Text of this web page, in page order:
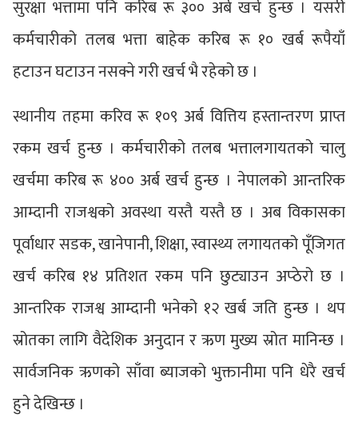
सुरक्षा भत्तामा पनि करिब रू ३०० अर्ब खर्च हुन्छ । यसरी
कर्मचारीको तलब भत्ता बाहेक करिब रू १० खर्ब रूपैयाँ
हटाउन घटाउन नसक्ने गरी खर्च भै रहेको छ ।
स्थानीय तहमा करिव रू १०९ अर्ब वित्तिय हस्तान्तरण प्राप्त
रकम खर्च हुन्छ । कर्मचारीको तलब भत्तालगायतको चालु
खर्चमा करिब रू ४०० अर्ब खर्च हुन्छ । नेपालको आन्तरिक
आम्दानी राजश्वको अवस्था यस्तै यस्तै छ । अब विकासका
पूर्वाधार सडक, खानेपानी, शिक्षा, स्वास्थ्य लगायतको पूँजिगत
खर्च करिब १४ प्रतिशत रकम पनि छुट्याउन अप्ठेरो छ ।
आन्तरिक राजश्व आम्दानी भनेको १२ खर्ब जति हुन्छ । थप
स्रोतका लागि वैदेशिक अनुदान र ऋण मुख्य स्रोत मानिन्छ ।
सार्वजनिक ऋणको साँवा ब्याजको भुक्तानीमा पनि धेरै खर्च
हुने देखिन्छ ।